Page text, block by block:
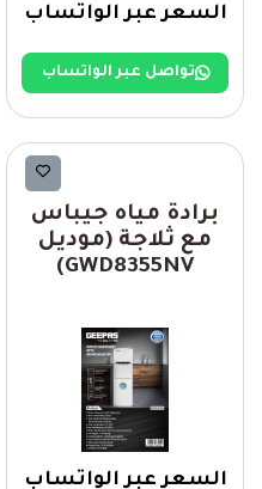
السعر عبر الواتساب
تواصل عبر الواتساب
برادة مياه جيباس
مع ثلاجة (موديل
GWD8355NV)
السعر عبر الواتساب